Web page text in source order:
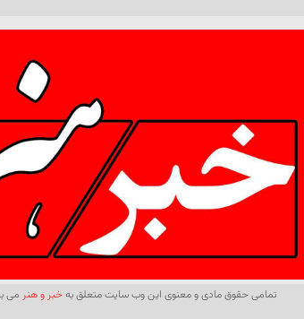
تمامی حقوق مادی و معنوی این وب سایت متعلق بهخبر و هنر می